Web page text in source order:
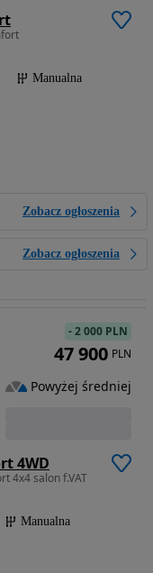
Manualna
Zobacz ogłoszenia
Zobacz ogłoszenia
4WD
4x4 salon f.VAT
Manualna
-2 000 PLN
47 900 PLN
Powyżej średniej